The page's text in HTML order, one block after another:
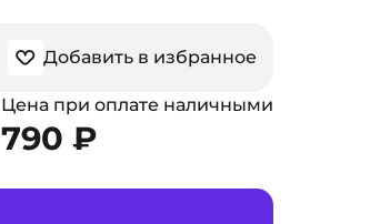
Добавить в избранное
Цена при оплате наличными
790 ₽